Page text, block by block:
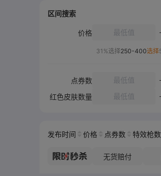
区间搜索
价格
31%选择250-400选择
点券数
红色皮肤数量
发布时间 价格 点券数 特效枪
无货赔付